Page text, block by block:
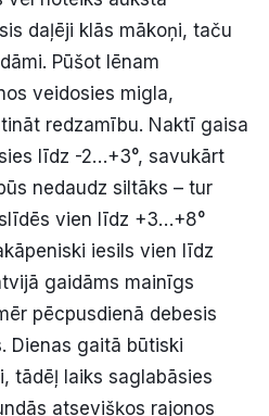
daļēji klās mākoņi, taču
Pūšot lēnam
veidosies migla,
redzamību. Naktī gaisa
līdz -2…+3°, savukārt
nedaudz siltāks – tur
vien līdz +3…+8°
iesils vien līdz
gaidāms mainīgs
pēcpusdienā debesis
Dienas gaitā būtiski
tādēļ laiks saglabāsies
atsevišķos rajonos